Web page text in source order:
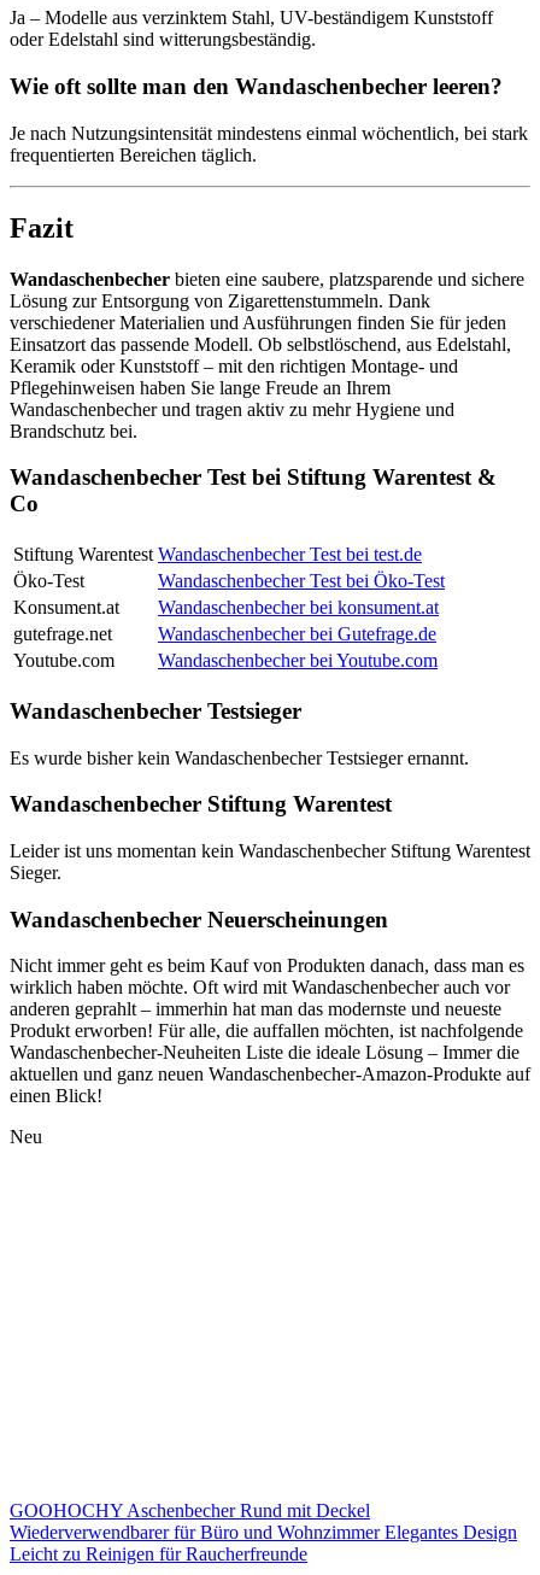
Ja – Modelle aus verzinktem Stahl, UV-beständigem Kunststoff
oder Edelstahl sind witterungsbeständig.
Wie oft sollte man den Wandaschenbecher leeren?
Je nach Nutzungsintensität mindestens einmal wöchentlich, bei stark
frequentierten Bereichen täglich.
Fazit
Wandaschenbecher bieten eine saubere, platzsparende und sichere
Lösung zur Entsorgung von Zigarettenstummeln. Dank
verschiedener Materialien und Ausführungen finden Sie für jeden
Einsatzort das passende Modell. Ob selbstlöschend, aus Edelstahl,
Keramik oder Kunststoff – mit den richtigen Montage‑ und
Pflegehinweisen haben Sie lange Freude an Ihrem
Wandaschenbecher und tragen aktiv zu mehr Hygiene und
Brandschutz bei.
Wandaschenbecher Test bei Stiftung Warentest &
Co
Stiftung Warentest Wandaschenbecher Test bei test.de
Öko-Test
Wandaschenbecher Test bei Öko-Test
Konsument.at
Wandaschenbecher bei konsument.at
gutefrage.net
Wandaschenbecher bei Gutefrage.de
Youtube.com
Wandaschenbecher bei Youtube.com
Wandaschenbecher Testsieger
Es wurde bisher kein Wandaschenbecher Testsieger ernannt.
Wandaschenbecher Stiftung Warentest
Leider ist uns momentan kein Wandaschenbecher Stiftung Warentest
Sieger.
Wandaschenbecher Neuerscheinungen
Nicht immer geht es beim Kauf von Produkten danach, dass man es
wirklich haben möchte. Oft wird mit Wandaschenbecher auch vor
anderen geprahlt – immerhin hat man das modernste und neueste
Produkt erworben! Für alle, die auffallen möchten, ist nachfolgende
Wandaschenbecher-Neuheiten Liste die ideale Lösung – Immer die
aktuellen und ganz neuen Wandaschenbecher-Amazon-Produkte auf
einen Blick!
Neu
GOOHOCHY Aschenbecher Rund mit Deckel
Wiederverwendbarer für Büro und Wohnzimmer Elegantes Design
Leicht zu Reinigen für Raucherfreunde